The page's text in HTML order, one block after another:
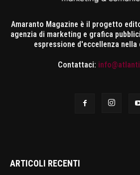
Amaranto Magazine è il progetto
agenzia di marketing e grafica
espressione d'eccellenza nella
Contattaci:
ARTICOLI RECENTI